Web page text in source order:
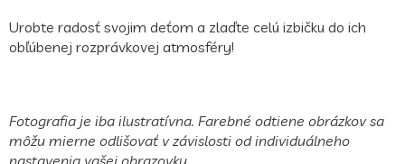
Urobte radosť svojim deťom a zlaďte celú izbičku do ich
obľúbenej rozprávkovej atmosféry!
Fotografia je iba ilustratívna. Farebné odtiene obrázkov sa
môžu mierne odlišovať v závislosti od individuálneho
nastavenia vašej obrazovky.